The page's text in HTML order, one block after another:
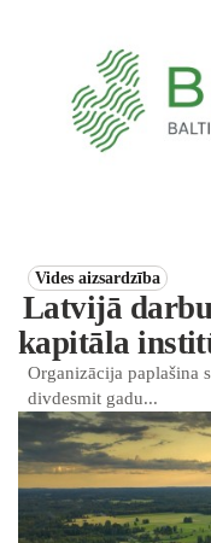
Vides aizsardzība
Latvijā
kapitāla
Organizācija paplašina
divdesmit gadu...